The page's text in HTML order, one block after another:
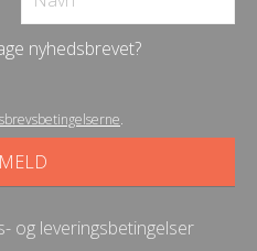
nyhedsbrevet?
.
og leveringsbetingelser